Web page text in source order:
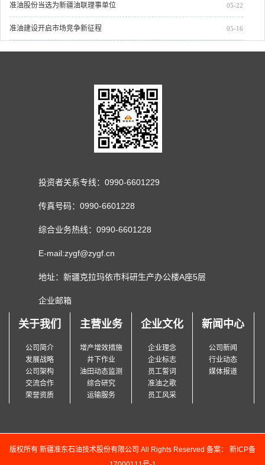
05-22
准油股份当选为新疆油联理事单位
05-16
准油建设开启市场竞争新征程
投资者关系专线：0990-6601229
传真号码：0990-6601228
综合业务热线：0990-6601228
E-mail:zygf@zygf.cn
地址：新疆克拉玛依市科研生产办公楼A座5层
企业邮箱
关于我们
公司简介
发展战略
公司架构
交流合作
荣誉资质
主营业务
增产增效措施
井下作业
油田动态监测
综合研究
运输服务
企业文化
企业理念
企业标志
员工誓词
准油之歌
员工风采
新闻中心
公司新闻
行业动态
媒体报道
版权所有 新疆准东石油技术股份有限公司 All Rights Reserved 备案：
新ICP备